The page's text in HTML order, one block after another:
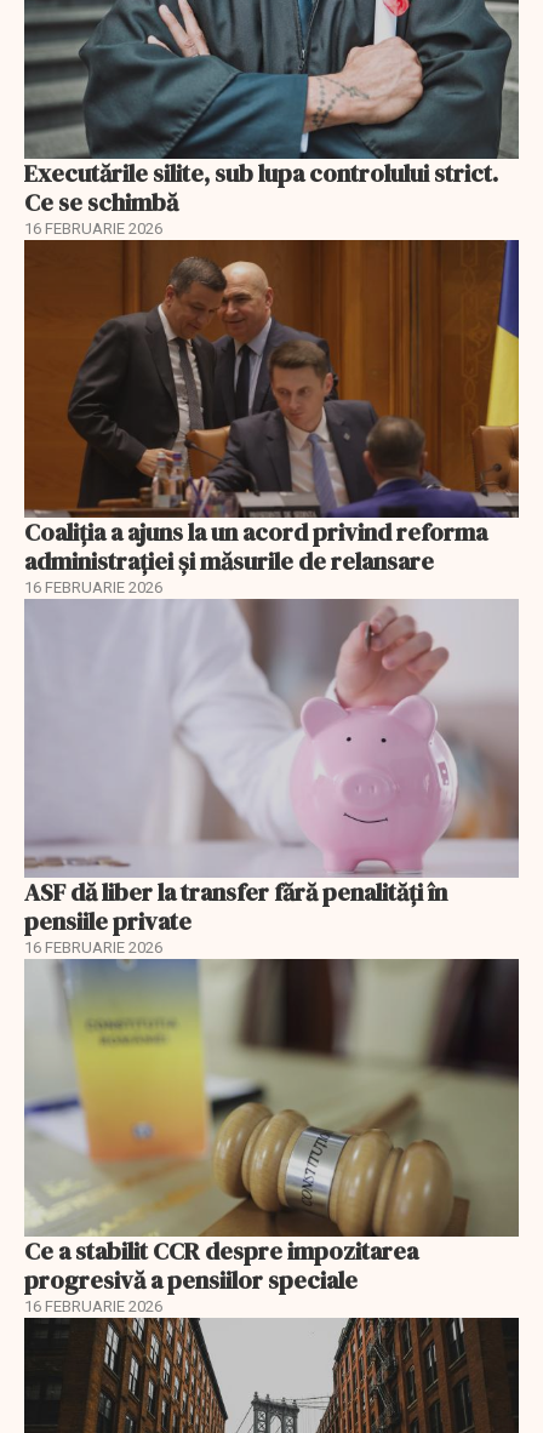
Executările silite, sub lupa controlului strict.
Ce se schimbă
16 FEBRUARIE 2026
Coaliția a ajuns la un acord privind reforma
administrației și măsurile de relansare
16 FEBRUARIE 2026
ASF dă liber la transfer fără penalități în
pensiile private
16 FEBRUARIE 2026
Ce a stabilit CCR despre impozitarea
progresivă a pensiilor speciale
16 FEBRUARIE 2026